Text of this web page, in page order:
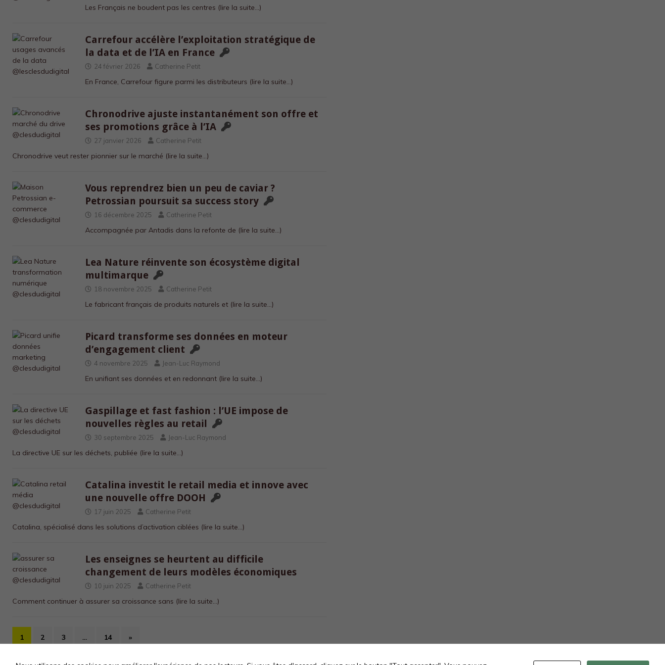
Les Français ne boudent pas les centres (lire la suite…)
Carrefour accélère l’exploitation stratégique de
la data et de l’IA en France
24 février 2026 Catherine Petit
En France, Carrefour figure parmi les distributeurs (lire la suite…)
Chronodrive ajuste instantanément son offre et
ses promotions grâce à l’IA
27 janvier 2026 Catherine Petit
Chronodrive veut rester pionnier sur le marché (lire la suite…)
Vous reprendrez bien un peu de caviar ?
Petrossian poursuit sa success story
16 décembre 2025 Catherine Petit
Accompagnée par Antadis dans la refonte de (lire la suite…)
Lea Nature réinvente son écosystème digital
multimarque
18 novembre 2025 Catherine Petit
Le fabricant français de produits naturels et (lire la suite…)
Picard transforme ses données en moteur
d’engagement client
4 novembre 2025 Jean-Luc Raymond
En unifiant ses données et en redonnant (lire la suite…)
Gaspillage et fast fashion : l’UE impose de
nouvelles règles au retail
30 septembre 2025 Jean-Luc Raymond
La directive UE sur les déchets, publiée (lire la suite…)
Catalina investit le retail media et innove avec
une nouvelle offre DOOH
17 juin 2025 Catherine Petit
Catalina, spécialisé dans les solutions d’activation ciblées (lire la suite…)
Les enseignes se heurtent au difficile
changement de leurs modèles économiques
10 juin 2025 Catherine Petit
Comment continuer à assurer sa croissance sans (lire la suite…)
1 2 3 … 14 »